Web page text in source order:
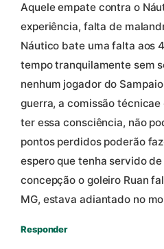
Aquele empate contra o
experiência, falta de
Náutico bate uma falta aos
tempo tranquilamente sem
nenhum jogador do
guerra, a comissão
ter essa consciência, não
pontos perdidos poderão
espero que tenha servido
concepção o goleiro Ruan
MG, estava adiantado no
Responder